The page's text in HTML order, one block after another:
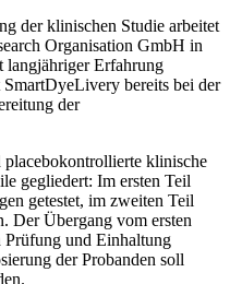
der klinischen Studie arbeitet
Organisation GmbH in
langjähriger Erfahrung
SmartDyeLivery bereits bei der
der
klinische
gegliedert: Im ersten Teil
getestet, im zweiten Teil
Der Übergang vom ersten
und Einhaltung
der Probanden soll